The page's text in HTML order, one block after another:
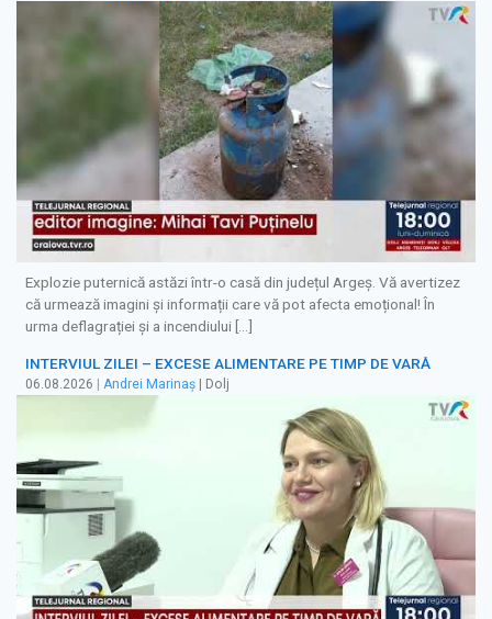
Explozie puternică astăzi într-o casă din județul Argeș. Vă avertizez
că urmează imagini și informații care vă pot afecta emoțional! În
urma deflagrației și a incendiului […]
INTERVIUL ZILEI – EXCESE ALIMENTARE PE TIMP DE VARĂ
06.08.2026 Andrei Marinaș | Dolj